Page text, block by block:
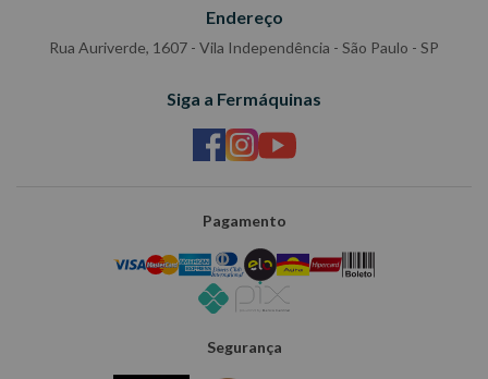
Endereço
Rua Auriverde, 1607 - Vila Independência - São Paulo - SP
Siga a Fermáquinas
Pagamento
Segurança